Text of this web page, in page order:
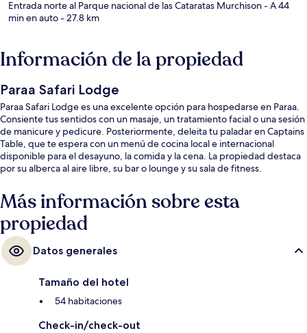
Entrada norte al Parque nacional de las Cataratas Murchison- A 44
min en auto- 27.8 km
Información de la propiedad
Paraa Safari Lodge
Paraa Safari Lodge es una excelente opción para hospedarse en Paraa.
Consiente tus sentidos con un masaje, un tratamiento facial o una sesión
de manicure y pedicure. Posteriormente, deleita tu paladar en Captains
Table, que te espera con un menú de cocina local e internacional
disponible para el desayuno, la comida y la cena. La propiedad destaca
por su alberca al aire libre, su bar o lounge y su sala de fitness.
Más información sobre esta
propiedad
Datos generales
Tamaño del hotel
54 habitaciones
Check-in/check-out